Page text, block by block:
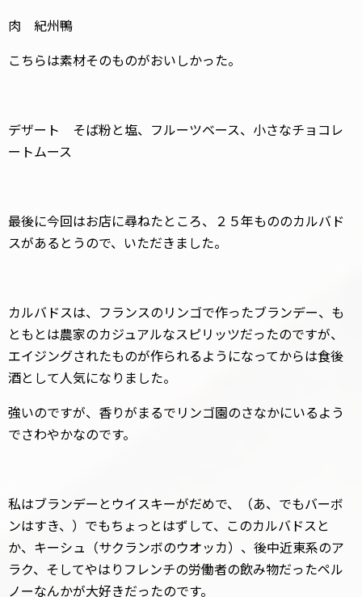
肉 紀州鴨
こちらは素材そのものがおいしかった。
デザート そば粉と塩、フルーツベース、小さなチョコレ
ートムース
最後に今回はお店に尋ねたところ、２５年もののカルバド
スがあるとうので、いただきました。
カルバドスは、フランスのリンゴで作ったブランデー、も
ともとは農家のカジュアルなスピリッツだったのですが、
エイジングされたものが作られるようになってからは食後
酒として人気になりました。
強いのですが、香りがまるでリンゴ園のさなかにいるよう
でさわやかなのです。
私はブランデーとウイスキーがだめで、（あ、でもバーボ
ンはすき、）でもちょっとはずして、このカルバドスと
か、キーシュ（サクランボのウオッカ）、後中近東系のア
ラク、そしてやはりフレンチの労働者の飲み物だったペル
ノーなんかが大好きだったのです。